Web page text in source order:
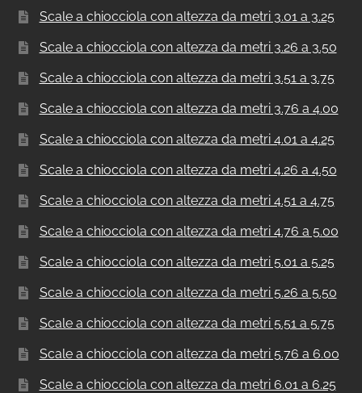
Scale a chiocciola con altezza da metri 3.01 a 3.25
Scale a chiocciola con altezza da metri 3.26 a 3.50
Scale a chiocciola con altezza da metri 3.51 a 3.75
Scale a chiocciola con altezza da metri 3.76 a 4.00
Scale a chiocciola con altezza da metri 4.01 a 4.25
Scale a chiocciola con altezza da metri 4.26 a 4.50
Scale a chiocciola con altezza da metri 4.51 a 4.75
Scale a chiocciola con altezza da metri 4.76 a 5.00
Scale a chiocciola con altezza da metri 5.01 a 5.25
Scale a chiocciola con altezza da metri 5.26 a 5.50
Scale a chiocciola con altezza da metri 5.51 a 5.75
Scale a chiocciola con altezza da metri 5.76 a 6.00
Scale a chiocciola con altezza da metri 6.01 a 6.25